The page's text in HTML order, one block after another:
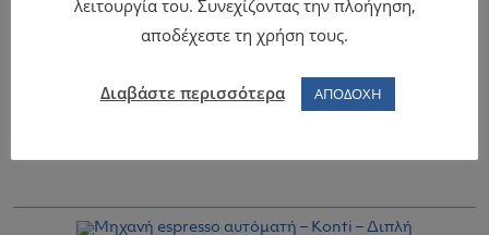
Μεταχειρισμένα
λειτουργία του. Συνεχίζοντας την πλοήγηση,
αποδέχεστε τη χρήση τους.
Διαβάστε περισσότερα ΑΠΟΔΟΧΗ